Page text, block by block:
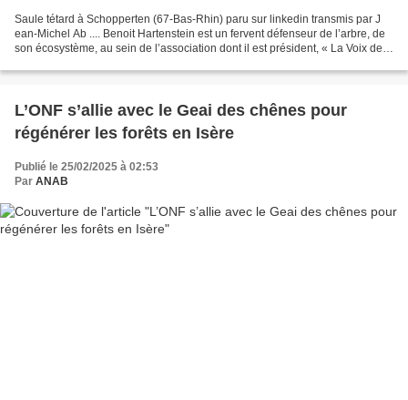
Saule tétard à Schopperten (67-Bas-Rhin) paru sur linkedin transmis par J
ean-Michel Ab .... Benoit Hartenstein est un fervent défenseur de l’arbre, de
son écosystème, au sein de l’association dont il est président, « La Voix de
L’ONF s’allie avec le Geai des chênes pour
régénérer les forêts en Isère
Publié le 25/02/2025 à 02:53
Par ANAB